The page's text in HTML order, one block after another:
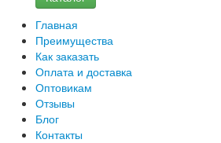
Главная
Преимущества
Как заказать
Оплата и доставка
Оптовикам
Отзывы
Блог
Контакты